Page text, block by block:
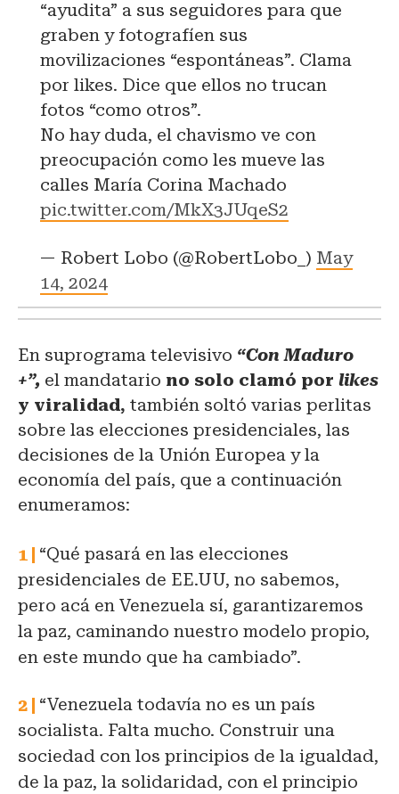
“ayudita” a sus seguidores para que
graben y fotografíen sus
movilizaciones “espontáneas”. Clama
por likes. Dice que ellos no trucan
fotos “como otros”.
No hay duda, el chavismo ve con
preocupación como les mueve las
calles María Corina Machado
pic.twitter.com/MkX3JUqeS2
— Robert Lobo (@RobertLobo_) May
14, 2024
En suprograma televisivo “Con Maduro
+”, el mandatario no solo clamó por likes
y viralidad, también soltó varias perlitas
sobre las elecciones presidenciales, las
decisiones de la Unión Europea y la
economía del país, que a continuación
enumeramos:
“Qué pasará en las elecciones
presidenciales de EE.UU, no sabemos,
pero acá en Venezuela sí, garantizaremos
la paz, caminando nuestro modelo propio,
en este mundo que ha cambiado”.
“Venezuela todavía no es un país
socialista. Falta mucho. Construir una
sociedad con los principios de la igualdad,
de la paz, la solidaridad, con el principio